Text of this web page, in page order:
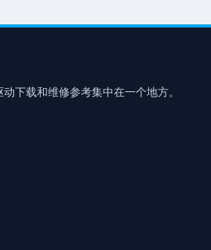
下载和维修参考集中在一个地方。